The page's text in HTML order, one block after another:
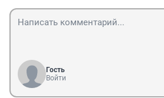
Гость
Войти